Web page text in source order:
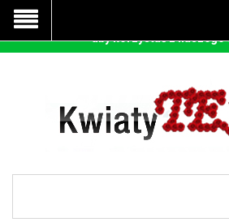
Nasza strona korzysta z cookies -
prawidłowego działania. Zaakceptuj
aby korzystać z naszego